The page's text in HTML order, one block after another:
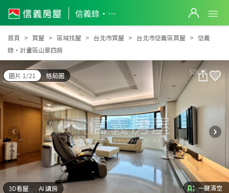
信義錄‧計畫區山景四房
信義錄‧計畫區山景四房
首頁 買屋 區域找屋 台北市買屋 台北市信義區買屋
信義
錄‧計畫區山景四房
圖片 1/21 格局圖
3D看屋 AI 講房 一鍵清空